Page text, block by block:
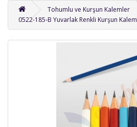
Tohumlu ve Kurşun Kalemler
0522-185-B Yuvarlak Renkli Kurşun Kalem